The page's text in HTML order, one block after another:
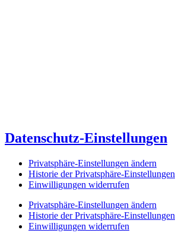
Datenschutz-Einstellungen
Privatsphäre-Einstellungen ändern
Historie der Privatsphäre-Einstellungen
Einwilligungen widerrufen
Privatsphäre-Einstellungen ändern
Historie der Privatsphäre-Einstellungen
Einwilligungen widerrufen